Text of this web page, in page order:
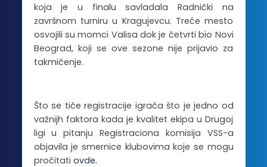
koja je u finalu savladala Radnički na
završnom turniru u Kragujevcu. Treće mesto
osvojili su momci Valisa dok je četvrti bio Novi
Beograd, koji se ove sezone nije prijavio za
takmičenje.
Što se tiče registracije igrača što je jedno od
važnijh faktora kada je kvalitet ekipa u Drugoj
ligi u pitanju Registraciona komisija VSS-a
objavila je smernice klubovima koje se mogu
pročitati ovde.